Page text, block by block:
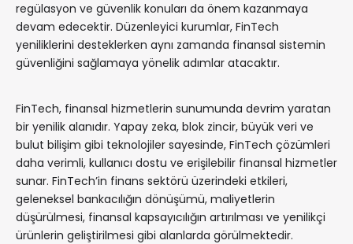
regülasyon ve güvenlik konuları da önem kazanmaya
devam edecektir. Düzenleyici kurumlar, FinTech
yeniliklerini desteklerken aynı zamanda finansal sistemin
güvenliğini sağlamaya yönelik adımlar atacaktır.
FinTech, finansal hizmetlerin sunumunda devrim yaratan
bir yenilik alanıdır. Yapay zeka, blok zincir, büyük veri ve
bulut bilişim gibi teknolojiler sayesinde, FinTech çözümleri
daha verimli, kullanıcı dostu ve erişilebilir finansal hizmetler
sunar. FinTech’in finans sektörü üzerindeki etkileri,
geleneksel bankacılığın dönüşümü, maliyetlerin
düşürülmesi, finansal kapsayıcılığın artırılması ve yenilikçi
ürünlerin geliştirilmesi gibi alanlarda görülmektedir.